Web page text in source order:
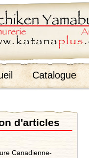
Catalogue
d'articles
Canadienne-